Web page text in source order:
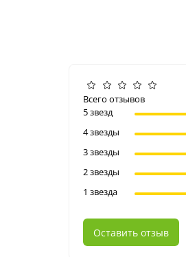
Всего отзывов
5 звезд
4 звезды
3 звезды
2 звезды
1 звезда
Оставить отзыв